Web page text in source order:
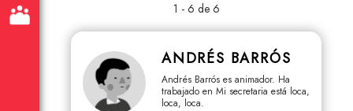
1 - 6 de 6
ANDRÉS BARRÓS
Andrés Barrós es animador. Ha
trabajado en Mi secretaria está loca,
loca, loca.